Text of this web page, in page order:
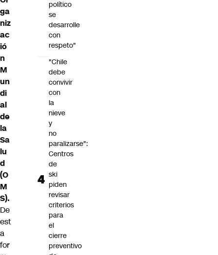
ga
niz
ac
ió
n
M
un
di
al
de
la
Sa
lu
d
(O
M
S).
De
est
a
for
político
se
desarrolle
con
respeto"
"Chile
debe
convivir
con
la
nieve
y
no
paralizarse":
Centros
de
ski
piden
revisar
criterios
para
el
cierre
preventivo